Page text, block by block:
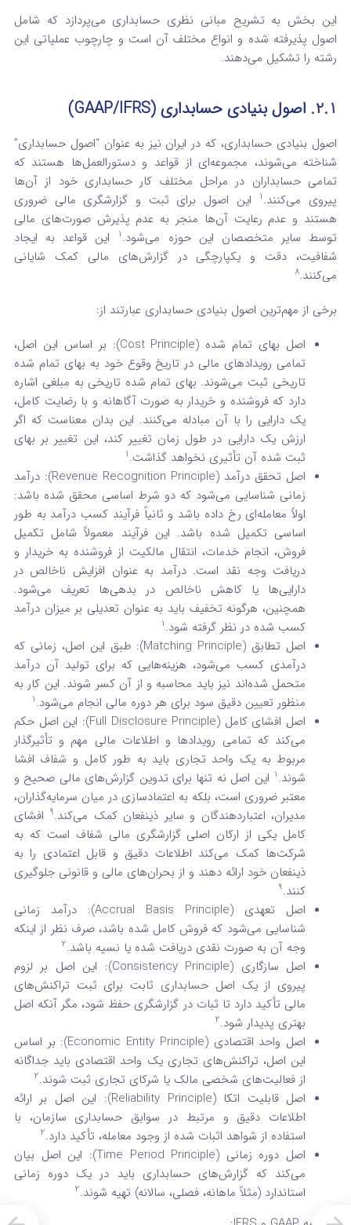
این بخش به تشریح مبانی نظری حسابداری می‌پردازد که شامل
اصول پذیرفته شده و انواع مختلف آن است و چارچوب عملیاتی این
رشته را تشکیل می‌دهند.
2.1. اصول بنیادی حسابداری ( GAAP/IFRS
)
اصول بنیادی حسابداری، که در ایران نیز به عنوان “اصول حسابداری”
شناخته می‌شوند، مجموعه‌ای از قواعد و دستورالعمل‌ها هستند که
تمامی حسابداران در مراحل مختلف کار حسابداری خود از آن‌ها
پیروی می‌کنند.1
این اصول برای ثبت و گزارشگری مالی ضروری
هستند و عدم رعایت آن‌ها منجر به عدم پذیرش صورت‌های مالی
توسط سایر متخصصان این حوزه می‌شود.1
این قواعد به ایجاد
شفافیت، دقت و یکپارچگی در گزارش‌های مالی کمک شایانی
می‌کنند.8
برخی از مهم‌ترین اصول بنیادی حسابداری عبارتند از:
اصل بهای تمام شده (Cost Principle): بر اساس این اصل،
تمامی رویدادهای مالی در تاریخ وقوع خود به بهای تمام شده
تاریخی ثبت می‌شوند. بهای تمام شده تاریخی به مبلغی اشاره
دارد که فروشنده و خریدار به صورت آگاهانه و با رضایت کامل،
یک دارایی را با آن مبادله می‌کنند. این بدان معناست که اگر
ارزش یک دارایی در طول زمان تغییر کند، این تغییر بر بهای
ثبت شده آن تأثیری نخواهد گذاشت.1
اصل تحقق درآمد (Revenue Recognition Principle): درآمد
زمانی شناسایی می‌شود که دو شرط اساسی محقق شده باشد:
اولاً معامله‌ای رخ داده باشد و ثانیاً فرآیند کسب درآمد به طور
اساسی تکمیل شده باشد. این فرآیند معمولاً شامل تکمیل
فروش، انجام خدمات، انتقال مالکیت از فروشنده به خریدار و
دریافت وجه نقد است. درآمد به عنوان افزایش ناخالص در
دارایی‌ها یا کاهش ناخالص در بدهی‌ها تعریف می‌شود.
همچنین، هرگونه تخفیف باید به عنوان تعدیلی بر میزان درآمد
کسب شده در نظر گرفته شود.1
اصل تطابق (Matching Principle): طبق این اصل، زمانی که
درآمدی کسب می‌شود، هزینه‌هایی که برای تولید آن درآمد
متحمل شده‌اند نیز باید محاسبه و از آن کسر شوند. این کار به
منظور تعیین دقیق سود برای هر دوره مالی انجام می‌شود.1
اصل افشای کامل (Full Disclosure Principle): این اصل حکم
می‌کند که تمامی رویدادها و اطلاعات مالی مهم و تأثیرگذار
مربوط به یک واحد تجاری باید به طور کامل و شفاف افشا
شوند.1 این اصل نه تنها برای تدوین گزارش‌های مالی صحیح و
معتبر ضروری است، بلکه به اعتمادسازی در میان سرمایه‌گذاران،
مدیران، اعتباردهندگان و سایر ذینفعان کمک می‌کند.9افشای
کامل یکی از ارکان اصلی گزارشگری مالی شفاف است که به
شرکت‌ها کمک می‌کند اطلاعات دقیق و قابل اعتمادی را به
ذینفعان خود ارائه دهند و از بحران‌های مالی و قانونی جلوگیری
کنند.9
اصل تعهدی (Accrual Basis Principle): درآمد زمانی
شناسایی می‌شود که فروش کامل شده باشد، صرف نظر از اینکه
وجه آن به صورت نقدی دریافت شده یا نسیه باشد.2
اصل سازگاری (Consistency Principle): این اصل بر لزوم
پیروی از یک اصل حسابداری ثابت برای ثبت تراکنش‌های
مالی تأکید دارد تا ثبات در گزارشگری حفظ شود، مگر آنکه اصل
بهتری پدیدار شود.2
اصل واحد اقتصادی (Economic Entity Principle): بر اساس
این اصل، تراکنش‌های تجاری یک واحد اقتصادی باید جداگانه
از فعالیت‌های شخصی مالک یا شرکای تجاری ثبت شوند.2
اصل قابلیت اتکا (Reliability Principle): این اصل بر ارائه
اطلاعات دقیق و مرتبط در سوابق حسابداری سازمان، با
استفاده از شواهد اثبات شده از وجود معامله، تأکید دارد.2
اصل دوره زمانی (Time Period Principle): این اصل بیان
می‌کند که گزارش‌های حسابداری باید در یک دوره زمانی
استاندارد (مثلاً ماهانه، فصلی، سالانه) تهیه شوند.2